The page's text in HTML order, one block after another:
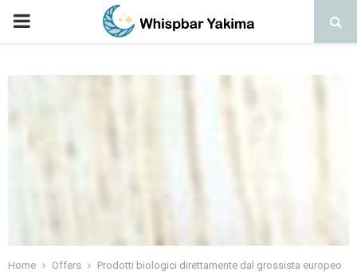
PRIMARY
Home Offers Prodotti biologici direttamente dal grossista europeo